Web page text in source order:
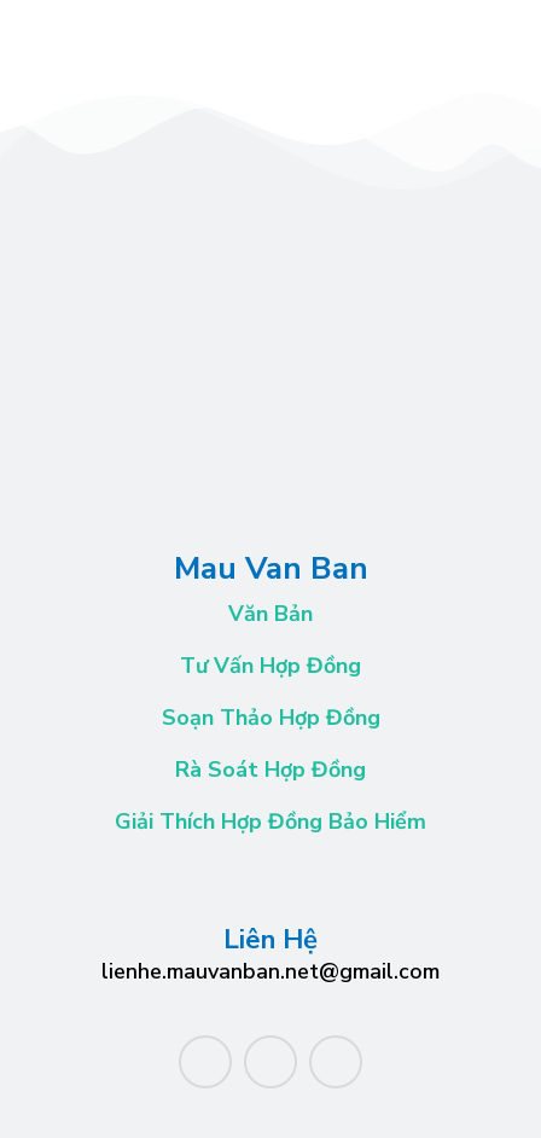
Mau Van Ban
Văn Bản
Tư Vấn Hợp Đồng
Soạn Thảo Hợp Đồng
Rà Soát Hợp Đồng
Giải Thích Hợp Đồng Bảo Hiểm
Liên Hệ
lienhe.mauvanban.net@gmail.com